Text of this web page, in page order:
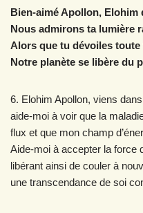
Bien-aimé Apollon, Elohim
Nous admirons ta lumière
Alors que tu dévoiles toute
Notre planète se libère du
6. Elohim Apollon, viens
aide-moi à voir que la
flux et que mon champ
Aide-moi à accepter la force
libérant ainsi de couler à
une transcendance de soi